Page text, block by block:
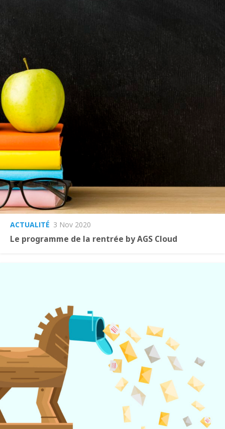
ACTUALITÉ 3 Nov 2020
Le programme de la rentrée by AGS Cloud